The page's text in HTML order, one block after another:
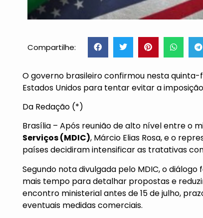
Compartilhe:
O governo brasileiro confirmou nesta
Estados Unidos para tentar evitar a
Da Redação (*)
Brasília – Após reunião de alto nível entre o
Serviços (MDIC), Márcio Elias Rosa, e o
países decidiram intensificar as tratativas
Segundo nota divulgada pelo MDIC, o
mais tempo para detalhar propostas e
encontro ministerial antes de 15 de julho,
eventuais medidas comerciais.